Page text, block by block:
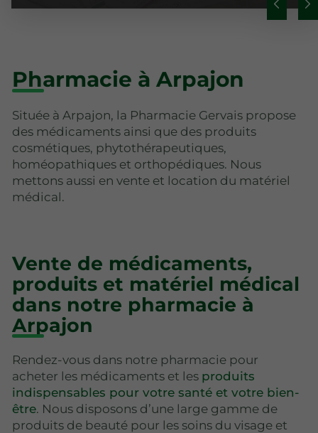
Pharmacie à Arpajon
Située à Arpajon, la Pharmacie Gervais propose
des médicaments ainsi que des produits
cosmétiques, phytothérapeutiques,
homéopathiques et orthopédiques. Nous
mettons aussi en vente et location du matériel
médical.
Vente de médicaments,
produits et matériel médical
dans notre pharmacie à
Arpajon
Rendez-vous dans notre pharmacie pour
acheter les médicaments et les produits
indispensables pour votre santé et votre bien-
être. Nous disposons d’une large gamme de
produits de beauté pour les soins du visage et